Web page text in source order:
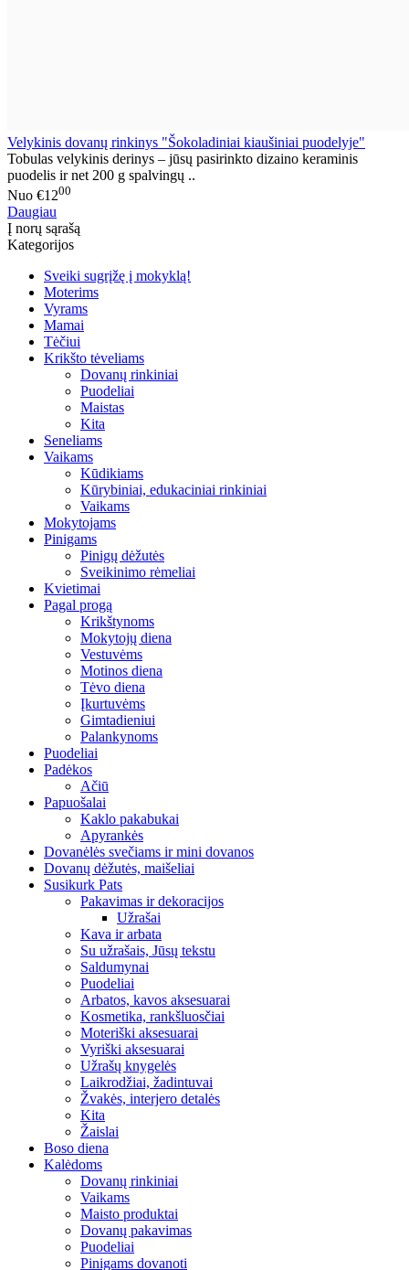
Velykinis dovanų rinkinys "Šokoladiniai kiaušiniai puodelyje"
Tobulas velykinis derinys – jūsų pasirinkto dizaino keraminis
puodelis ir net 200 g spalvingų ..
Nuo €1200
Daugiau
Į norų sąrašą
Kategorijos
Sveiki sugrįžę į mokyklą!
Moterims
Vyrams
Mamai
Tėčiui
Krikšto tėveliams
Dovanų rinkiniai
Puodeliai
Maistas
Kita
Seneliams
Vaikams
Kūdikiams
Kūrybiniai, edukaciniai rinkiniai
Vaikams
Mokytojams
Pinigams
Pinigų dėžutės
Sveikinimo rėmeliai
Kvietimai
Pagal progą
Krikštynoms
Mokytojų diena
Vestuvėms
Motinos diena
Tėvo diena
Įkurtuvėms
Gimtadieniui
Palankynoms
Puodeliai
Padėkos
Ačiū
Papuošalai
Kaklo pakabukai
Apyrankės
Dovanėlės svečiams ir mini dovanos
Dovanų dėžutės, maišeliai
Susikurk Pats
Pakavimas ir dekoracijos
Užrašai
Kava ir arbata
Su užrašais, Jūsų tekstu
Saldumynai
Puodeliai
Arbatos, kavos aksesuarai
Kosmetika, rankšluosčiai
Moteriški aksesuarai
Vyriški aksesuarai
Užrašų knygelės
Laikrodžiai, žadintuvai
Žvakės, interjero detalės
Kita
Žaislai
Boso diena
Kalėdoms
Dovanų rinkiniai
Vaikams
Maisto produktai
Dovanų pakavimas
Puodeliai
Pinigams dovanoti